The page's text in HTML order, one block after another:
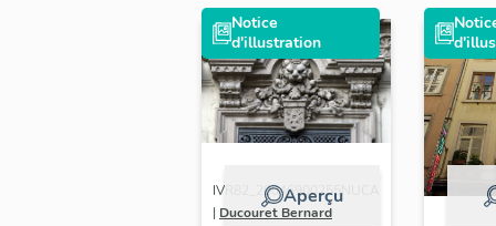
Xavier
2001
Notice
d'illustration
Aperçu
IVR82_20046900255NUCA
| Ducouret Bernard